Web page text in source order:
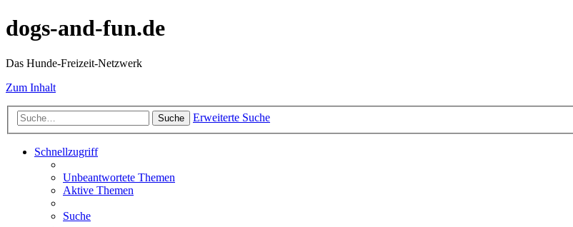
dogs-and-fun.de
Das Hunde-Freizeit-Netzwerk
Zum Inhalt
Suche Erweiterte Suche
Schnellzugriff
Unbeantwortete Themen
Aktive Themen
Suche